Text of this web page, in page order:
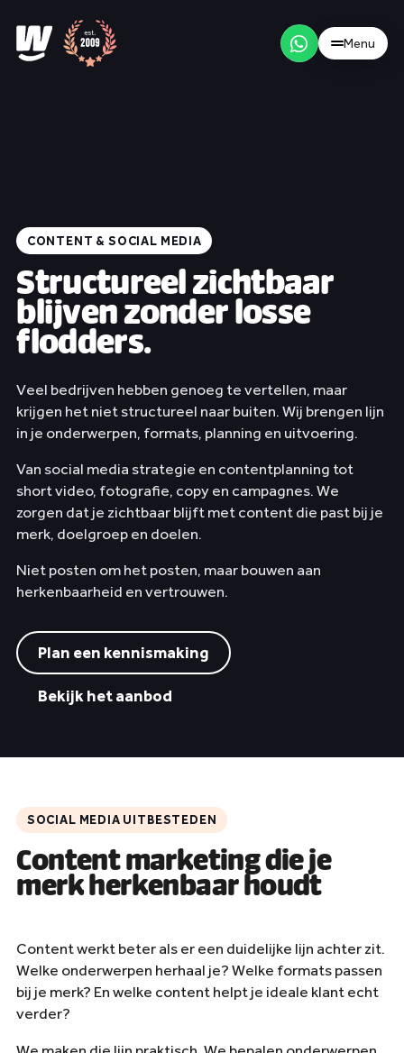
Menu
Wat & werkwijze
Merk & positionering
Websites & webshops
Content & social media
Werk
Wie we zijn
Contact
✨ AI Manifest
CONTENT & SOCIAL MEDIA
Structureel zichtbaar
blijven zonder losse
flodders.
Veel bedrijven hebben genoeg te vertellen, maar
krijgen het niet structureel naar buiten. Wij brengen lijn
in je onderwerpen, formats, planning en uitvoering.
Van social media strategie en contentplanning tot
short video, fotografie, copy en campagnes. We
zorgen dat je zichtbaar blijft met content die past bij je
merk, doelgroep en doelen.
Niet posten om het posten, maar bouwen aan
herkenbaarheid en vertrouwen.
Plan een kennismaking
Bekijk het aanbod
SOCIAL MEDIA UITBESTEDEN
Content marketing die je
merk herkenbaar houdt
Content werkt beter als er een duidelijke lijn achter zit.
Welke onderwerpen herhaal je? Welke formats passen
bij je merk? En welke content helpt je ideale klant echt
verder?